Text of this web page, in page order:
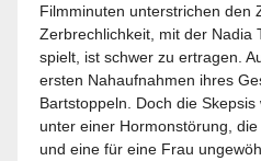
Filmminuten unterstrichen den
Zerbrechlichkeit, mit der Nadia
spielt, ist schwer zu ertragen.
ersten Nahaufnahmen ihres
Bartstoppeln. Doch die
unter einer Hormonstörung,
und eine für eine Frau